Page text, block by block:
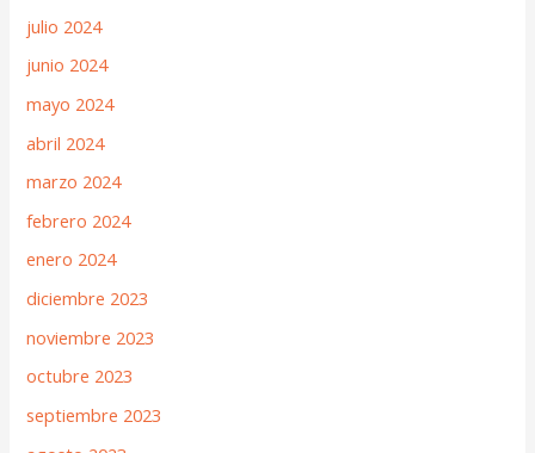
julio 2024
junio 2024
mayo 2024
abril 2024
marzo 2024
febrero 2024
enero 2024
diciembre 2023
noviembre 2023
octubre 2023
septiembre 2023